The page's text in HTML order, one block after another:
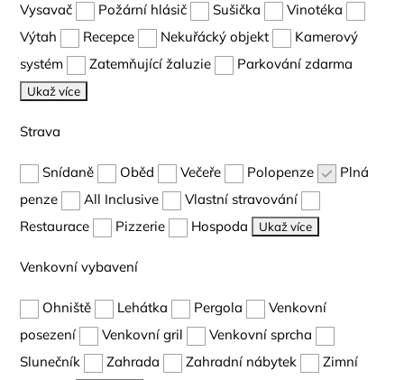
Vysavač
Požární hlásič Sušička
Vinotéka
Výtah
Recepce Nekuřácký objekt
Kamerový
systém
Zatemňující žaluzie Parkování zdarma
Ukaž více
Strava
Snídaně Oběd Večeře Polopenze
Plná
penze
All Inclusive
Vlastní stravování
Restaurace
Pizzerie Hospoda Ukaž více
Venkovní vybavení
Ohniště Lehátka Pergola
Venkovní
posezení
Venkovní gril
Venkovní sprcha
Slunečník
Zahrada Zahradní nábytek
Zimní